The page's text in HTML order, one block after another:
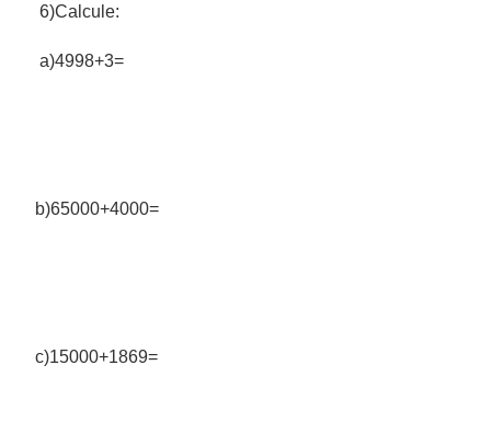
6)Calcule:
a)4998+3=
b)65000+4000=
c)15000+1869=